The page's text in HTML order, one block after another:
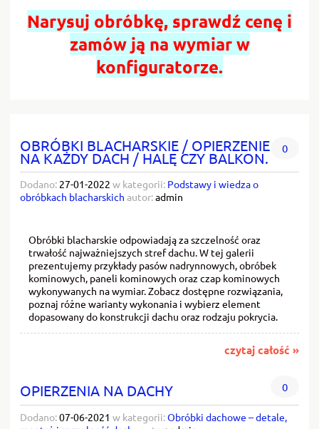
Narysuj obróbkę, sprawdź cenę i
zamów ją na wymiar w
konfiguratorze.
OBRÓBKI BLACHARSKIE / OPIERZENIE
NA KAŻDY DACH / HALĘ CZY BALKON.
0
Dodano: 27-01-2022 w kategorii: Podstawy i wiedza o
obróbkach blacharskich autor:admin
Obróbki blacharskie odpowiadają za szczelność oraz
trwałość najważniejszych stref dachu. W tej galerii
prezentujemy przykłady pasów nadrynnowych, obróbek
kominowych, paneli kominowych oraz czap kominowych
wykonywanych na wymiar. Zobacz dostępne rozwiązania,
poznaj różne warianty wykonania i wybierz element
dopasowany do konstrukcji dachu oraz rodzaju pokrycia.
czytaj całość »
OPIERZENIA NA DACHY 0
Dodano:07-06-2021 w kategorii:Obróbki dachowe – detale,